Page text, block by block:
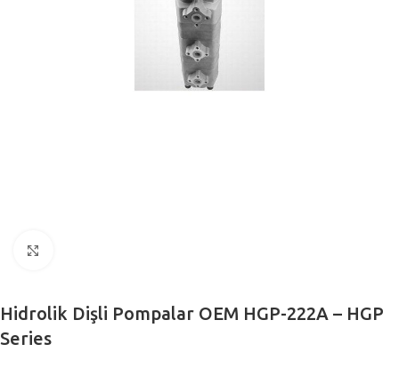
Hidrolik Dişli Pompalar OEM HGP-222A – HGP
Series